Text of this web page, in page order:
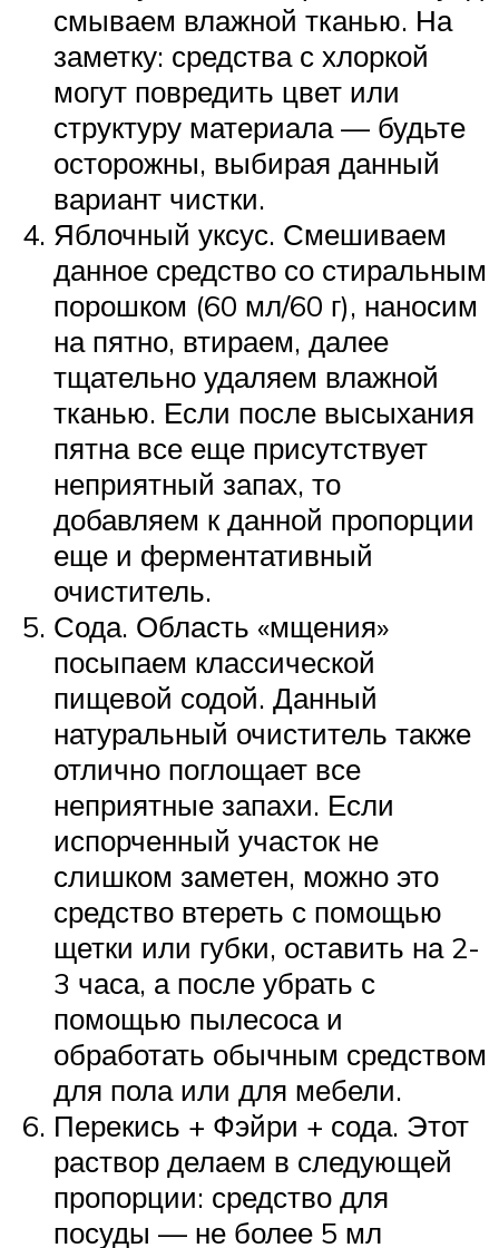
смываем влажной тканью. На
заметку: средства с хлоркой
могут повредить цвет или
структуру материала — будьте
осторожны, выбирая данный
вариант чистки.
Яблочный уксус. Смешиваем
данное средство со стиральным
порошком (60 мл/60 г), наносим
на пятно, втираем, далее
тщательно удаляем влажной
тканью. Если после высыхания
пятна все еще присутствует
неприятный запах, то
добавляем к данной пропорции
еще и ферментативный
очиститель.
Сода. Область «мщения»
посыпаем классической
пищевой содой. Данный
натуральный очиститель также
отлично поглощает все
неприятные запахи. Если
испорченный участок не
слишком заметен, можно это
средство втереть с помощью
щетки или губки, оставить на 2-
3 часа, а после убрать с
помощью пылесоса и
обработать обычным средством
для пола или для мебели.
Перекись + Фэйри + сода. Этот
раствор делаем в следующей
пропорции: средство для
посуды — не более 5 мл